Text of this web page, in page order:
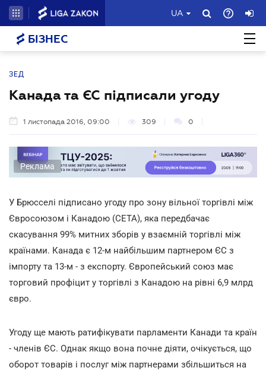
UA
БІЗНЕС
ЗЕД
Канада та ЄС підписали угоду
1 листопада 2016, 09:00 309 0
Реклама
У Брюсселі підписано угоду про зону вільної торгівлі між
Євросоюзом і Канадою (CETA), яка передбачає
скасування 99% митних зборів у взаємній торгівлі між
країнами. Канада є 12-м найбільшим партнером ЄС з
імпорту та 13-м - з експорту. Європейський союз має
торговий профіцит у торгівлі з Канадою на рівні 6,9 млрд
євро.
Угоду ще мають ратифікувати парламенти Канади та країн
- членів ЄС. Однак якщо вона почне діяти, очікується, що
оборот товарів і послуг між партнерами збільшиться на